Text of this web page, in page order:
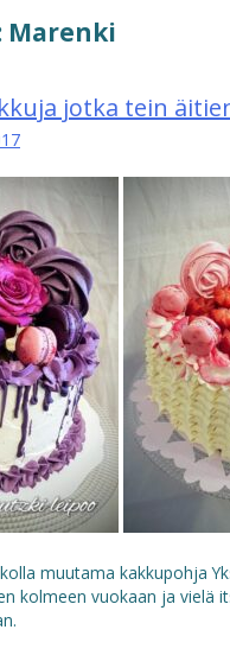
Marenki
jotka tein
muutama kakkupohja
kolmeen vuokaan ja vielä